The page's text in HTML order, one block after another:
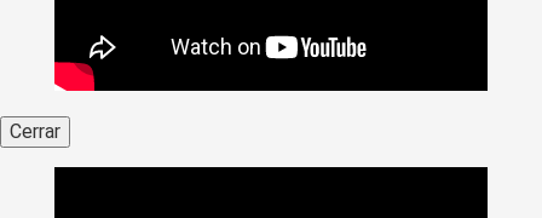
Cerrar